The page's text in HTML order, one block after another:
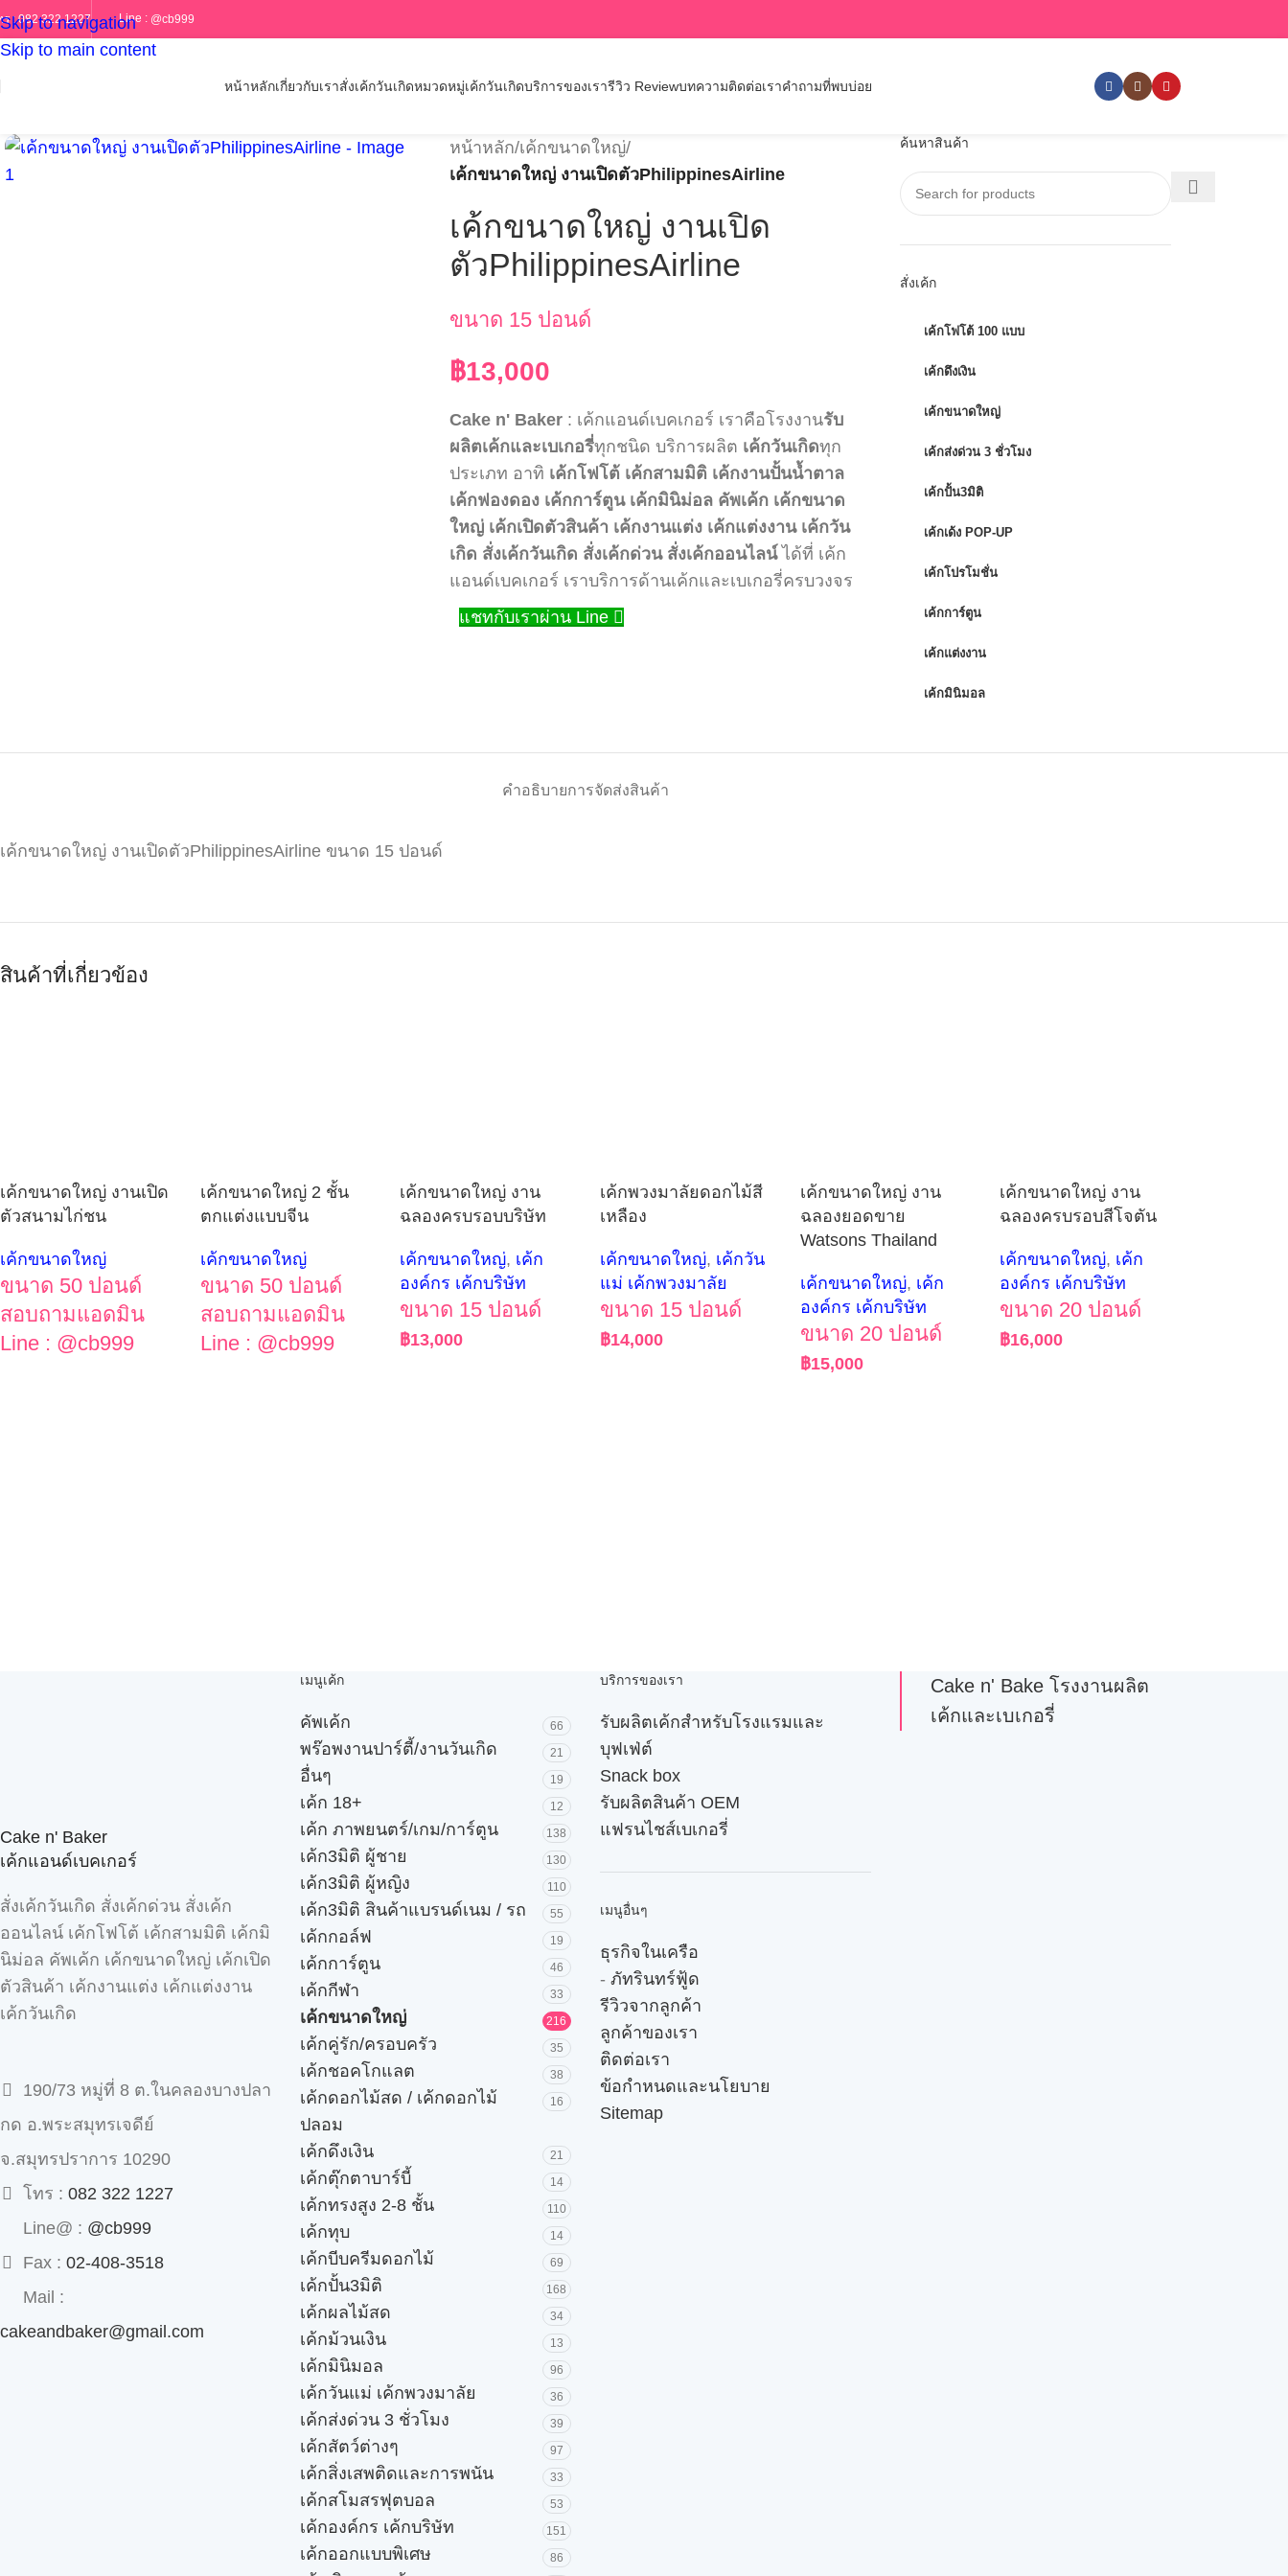
Skip to navigation
Skip to main content
ร : 082 322 1227 Line : @cb999
หน้าหลักเกี่ยวกับเราสั่งเค้กวันเกิดหมวดหมู่เค้กวันเกิดบริการของเรารีวิว Reviewบทความติดต่อเราคำถามที่พบบ่อย
หน้าหลัก/เค้กขนาดใหญ่/
เค้กขนาดใหญ่ งานเปิดตัวPhilippinesAirline
เค้กขนาดใหญ่ งานเปิด
ตัวPhilippinesAirline
ขนาด 15 ปอนด์
฿13,000
Cake n' Baker : เค้กแอนด์เบคเกอร์ เราคือโรงงานรับ
ผลิตเค้กและเบเกอรี่ทุกชนิด บริการผลิต เค้กวันเกิดทุก
ประเภท อาทิ เค้กโฟโต้ เค้กสามมิติ เค้กงานปั้นน้ำตาล
เค้กฟองดอง เค้กการ์ตูน เค้กมินิม่อล คัพเค้ก เค้กขนาด
ใหญ่ เค้กเปิดตัวสินค้า เค้กงานแต่ง เค้กแต่งงาน เค้กวัน
เกิด สั่งเค้กวันเกิด สั่งเค้กด่วน สั่งเค้กออนไลน์ได้ที่ เค้ก
แอนด์เบคเกอร์ เราบริการด้านเค้กและเบเกอรี่ครบวงจร
แชทกับเราผ่าน Line
ค้นหาสินค้า
สั่งเค้ก
เค้กโฟโต้ 100 แบบ
เค้กดึงเงิน
เค้กขนาดใหญ่
เค้กส่งด่วน 3 ชั่วโมง
เค้กปั้น3มิติ
เค้กเด้ง POP-UP
เค้กโปรโมชั่น
เค้กการ์ตูน
เค้กแต่งงาน
เค้กมินิมอล
คำอธิบายการจัดส่งสินค้า
เค้กขนาดใหญ่ งานเปิดตัวPhilippinesAirline ขนาด 15 ปอนด์
สินค้าที่เกี่ยวข้อง
เค้กขนาดใหญ่ งานเปิด
ตัวสนามไก่ชน
เค้กขนาดใหญ่
ขนาด 50 ปอนด์
สอบถามแอดมิน
Line : @cb999
เค้กขนาดใหญ่ 2 ชั้น
ตกแต่งแบบจีน
เค้กขนาดใหญ่
ขนาด 50 ปอนด์
สอบถามแอดมิน
Line : @cb999
เค้กขนาดใหญ่ งาน
ฉลองครบรอบบริษัท
เค้กขนาดใหญ่, เค้ก
องค์กร เค้กบริษัท
ขนาด 15 ปอนด์
฿13,000
เค้กพวงมาลัยดอกไม้สี
เหลือง
เค้กขนาดใหญ่, เค้กวัน
แม่ เค้กพวงมาลัย
ขนาด 15 ปอนด์
฿14,000
เค้กขนาดใหญ่ งาน
ฉลองยอดขาย
Watsons Thailand
เค้กขนาดใหญ่, เค้ก
องค์กร เค้กบริษัท
ขนาด 20 ปอนด์
฿15,000
เค้กขนาดใหญ่ งาน
ฉลองครบรอบสีโจตัน
เค้กขนาดใหญ่, เค้ก
องค์กร เค้กบริษัท
ขนาด 20 ปอนด์
฿16,000
Cake n' Baker
เค้กแอนด์เบคเกอร์
สั่งเค้กวันเกิด สั่งเค้กด่วน สั่งเค้ก
ออนไลน์ เค้กโฟโต้ เค้กสามมิติ เค้กมิ
นิม่อล คัพเค้ก เค้กขนาดใหญ่ เค้กเปิด
ตัวสินค้า เค้กงานแต่ง เค้กแต่งงาน
เค้กวันเกิด
190/73 หมู่ที่ 8 ต.ในคลองบางปลา
กด อ.พระสมุทรเจดีย์
จ.สมุทรปราการ 10290
โทร : 082 322 1227
Line@ : @cb999
Fax : 02-408-3518
Mail :
cakeandbaker@gmail.com
เมนูเค้ก
คัพเค้ก 66
พร๊อพงานปาร์ตี้/งานวันเกิด 21
อื่นๆ 19
เค้ก 18+ 12
เค้ก ภาพยนตร์/เกม/การ์ตูน 138
เค้ก3มิติ ผู้ชาย 130
เค้ก3มิติ ผู้หญิง 110
เค้ก3มิติ สินค้าแบรนด์เนม / รถ 55
เค้กกอล์ฟ 19
เค้กการ์ตูน 46
เค้กกีฬา 33
เค้กขนาดใหญ่ 216
เค้กคู่รัก/ครอบครัว 35
เค้กชอคโกแลต 38
เค้กดอกไม้สด / เค้กดอกไม้
ปลอม
16
เค้กดึงเงิน 21
เค้กตุ๊กตาบาร์บี้ 14
เค้กทรงสูง 2-8 ชั้น 110
เค้กทุบ 14
เค้กบีบครีมดอกไม้ 69
เค้กปั้น3มิติ 168
เค้กผลไม้สด 34
เค้กม้วนเงิน 13
เค้กมินิมอล 96
เค้กวันแม่ เค้กพวงมาลัย 36
เค้กส่งด่วน 3 ชั่วโมง 39
เค้กสัตว์ต่างๆ 97
เค้กสิ่งเสพติดและการพนัน 33
เค้กสโมสรฟุตบอล 53
เค้กองค์กร เค้กบริษัท 151
เค้กออกแบบพิเศษ 86
บริการของเรา
รับผลิตเค้กสำหรับโรงแรมและ
บุฟเฟ่ต์
Snack box
รับผลิตสินค้า OEM
แฟรนไชส์เบเกอรี่
เมนูอื่นๆ
ธุรกิจในเครือ
- ภัทรินทร์ฟู้ด
รีวิวจากลูกค้า
ลูกค้าของเรา
ติดต่อเรา
ข้อกำหนดและนโยบาย
Sitemap
Cake n' Bake โรงงานผลิต
เค้กและเบเกอรี่